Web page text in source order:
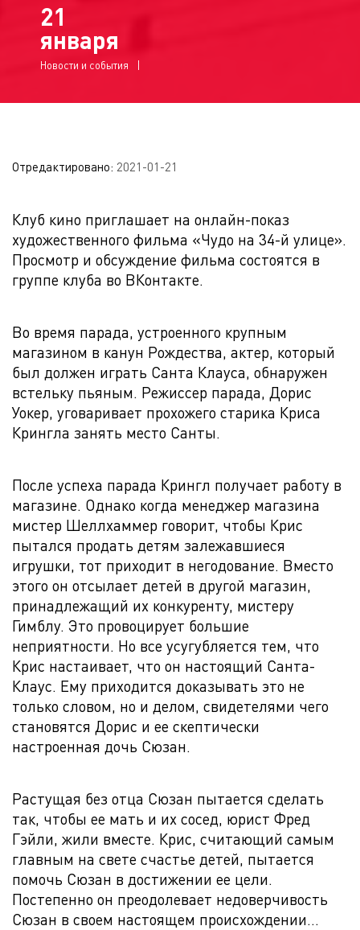
21
января
Новости и события
Отредактировано: 2021-01-21
Клуб кино приглашает на онлайн-показ
художественного фильма «Чудо на 34-й улице».
Просмотр и обсуждение фильма состоятся в
группе клуба во ВКонтакте.
Во время парада, устроенного крупным
магазином в канун Рождества, актер, который
был должен играть Санта Клауса, обнаружен
встельку пьяным. Режиссер парада, Дорис
Уокер, уговаривает прохожего старика Криса
Крингла занять место Санты.
После успеха парада Крингл получает работу в
магазине. Однако когда менеджер магазина
мистер Шеллхаммер говорит, чтобы Крис
пытался продать детям залежавшиеся
игрушки, тот приходит в негодование. Вместо
этого он отсылает детей в другой магазин,
принадлежащий их конкуренту, мистеру
Гимблу. Это провоцирует большие
неприятности. Но все усугубляется тем, что
Крис настаивает, что он настоящий Санта-
Клаус. Ему приходится доказывать это не
только словом, но и делом, свидетелями чего
становятся Дорис и ее скептически
настроенная дочь Сюзан.
Растущая без отца Сюзан пытается сделать
так, чтобы ее мать и их сосед, юрист Фред
Гэйли, жили вместе. Крис, считающий самым
главным на свете счастье детей, пытается
помочь Сюзан в достижении ее цели.
Постепенно он преодолевает недоверчивость
Сюзан в своем настоящем происхождении…